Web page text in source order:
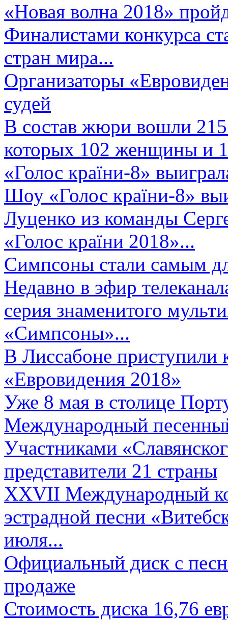
«Новая волна 2018»
Финалистами конкурса
стран мира...
Организаторы
судей
В состав жюри вошли 215
которых 102 женщины и
«Голос країни-8»
Шоу «Голос країни-8»
Луценко из команды
«Голос країни 2018»...
Симпсоны стали самым
Недавно в эфир
серия знаменитого
«Симпсоны»...
В Лиссабоне приступили
«Евровидения 2018»
Уже 8 мая в столице
Международный
Участниками
представители 21 страны
XXVII Международный
эстрадной песни
июля...
Официальный диск с
продаже
Стоимость диска 16,76